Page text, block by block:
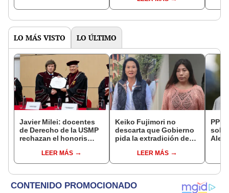
LO MÁS VISTO LO ÚLTIMO
Javier Milei: docentes
de Derecho de la USMP
rechazan el honoris
presidente de Argentina
LEER MÁS
Keiko Fujimori no
descarta que Gobierno
pida la extradición de
dentro de nuestras
facultades"
LEER MÁS
PPK